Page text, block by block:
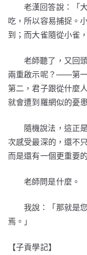
老漢回答說：「
吃，所以容易捕捉。
到；而大雀隨從小雀
老師聽了，又回
兩重啟示呢？——第一
第二，君子跟從什麼
就會遭到羅網似的憂患
隨機說法，這正
次感受最深的，還不
而是還有一個更重要
老師問是什麼。
我說：「那就是
焉。」
【子貢學記】